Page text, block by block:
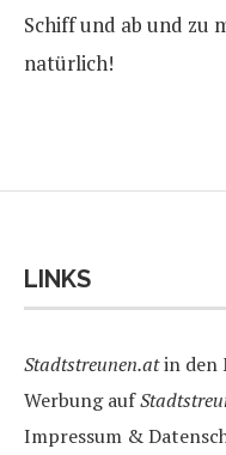
Schiff und ab und zu
natürlich!
LINKS
Stadtstreunen.atin den
Werbung auf
Impressum &